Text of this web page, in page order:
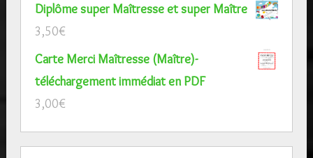
Diplôme super Maîtresse et super Maître
3,50€
Carte Merci Maîtresse (Maître)-
téléchargement immédiat en PDF
3,00€